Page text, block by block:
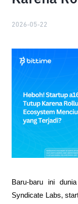
2026-05-22
Baru-baru ini
Syndicate Labs,